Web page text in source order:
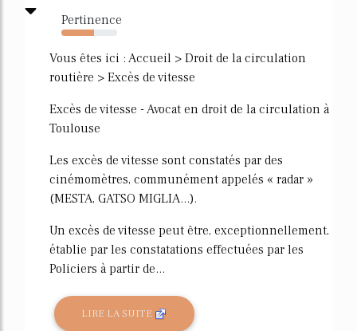
Pertinence
59%
Vous êtes ici : Accueil > Droit de la circulation
routière > Excès de vitesse
Excès de vitesse - Avocat en droit de la circulation à
Toulouse
Les excès de vitesse sont constatés par des
cinémomètres, communément appelés « radar »
(MESTA, GATSO MIGLIA...).
Un excès de vitesse peut être, exceptionnellement,
établie par les constatations effectuées par les
Policiers à partir de...
LIRE LA SUITE